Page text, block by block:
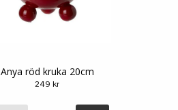
Anya röd kruka 20cm
249 kr